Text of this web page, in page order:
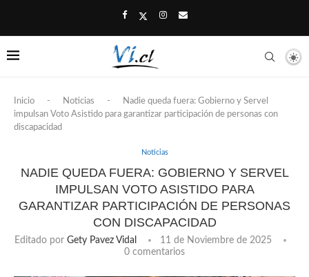
Inicio - Noticias -
Nadie queda fuera: Gobierno y Servel
impulsan Voto Asistido para garantizar participación de personas con
discapacidad
Noticias
NADIE QUEDA FUERA: GOBIERNO Y SERVEL
IMPULSAN VOTO ASISTIDO PARA
GARANTIZAR PARTICIPACIÓN DE PERSONAS
CON DISCAPACIDAD
Editado por Gety Pavez Vidal
11 de Noviembre de 2025
0 comentarios